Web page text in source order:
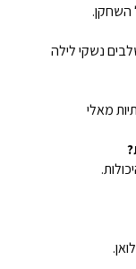
השחקן.
נשקי לילה
מאלי